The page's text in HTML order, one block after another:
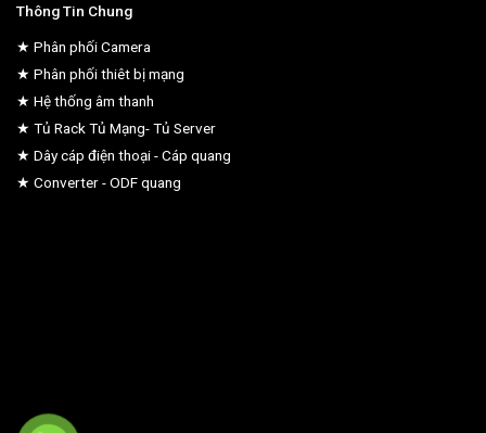
Thông Tin Chung
★ Phân phối Camera
★ Phân phối thiêt bị mạng
★ Hệ thống âm thanh
★ Tủ Rack Tủ Mạng- Tủ Server
★ Dây cáp điện thoại - Cáp quang
★ Converter - ODF quang